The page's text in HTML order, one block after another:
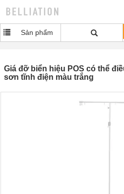
Sản phẩm
Giá đỡ biển hiệu POS có thể
sơn tĩnh điện màu trắng